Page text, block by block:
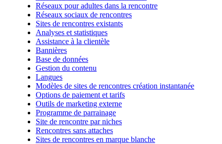
Réseaux pour adultes dans la rencontre
Réseaux sociaux de rencontres
Sites de rencontres existants
Analyses et statistiques
Assistance à la clientèle
Bannières
Base de données
Gestion du contenu
Langues
Modèles de sites de rencontres création instantanée
Options de paiement et tarifs
Outils de marketing externe
Programme de parrainage
Site de rencontre par niches
Rencontres sans attaches
Sites de rencontres en marque blanche